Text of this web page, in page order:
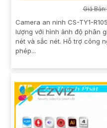
Giá
Camera an ninh CS-TY1-
lượng với hình ảnh độ phân
nét và sắc nét. Hỗ trợ công
phép...